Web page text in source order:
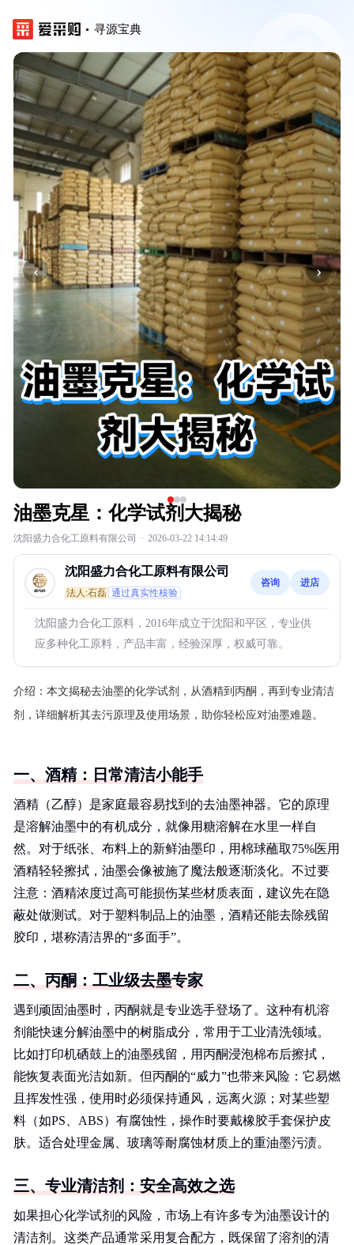
寻源宝典
‹ ›
油墨克星：化学试剂大揭秘
沈阳盛力合化工原料有限公司 · 2026-03-22 14:14:49
沈阳盛力合化工原料有限公司
法人:石磊 通过真实性核验
咨询 进店
沈阳盛力合化工原料，2016年成立于沈阳和平区，专业供
应多种化工原料，产品丰富，经验深厚，权威可靠。
介绍： 本文揭秘去油墨的化学试剂，从酒精到丙酮，再到专业清洁
剂，详细解析其去污原理及使用场景，助你轻松应对油墨难题。
一、酒精：日常清洁小能手
酒精（乙醇）是家庭最容易找到的去油墨神器。它的原理
是溶解油墨中的有机成分，就像用糖溶解在水里一样自
然。对于纸张、布料上的新鲜油墨印，用棉球蘸取75%医用
酒精轻轻擦拭，油墨会像被施了魔法般逐渐淡化。不过要
注意：酒精浓度过高可能损伤某些材质表面，建议先在隐
蔽处做测试。对于塑料制品上的油墨，酒精还能去除残留
胶印，堪称清洁界的“多面手”。
二、丙酮：工业级去墨专家
遇到顽固油墨时，丙酮就是专业选手登场了。这种有机溶
剂能快速分解油墨中的树脂成分，常用于工业清洗领域。
比如打印机硒鼓上的油墨残留，用丙酮浸泡棉布后擦拭，
能恢复表面光洁如新。但丙酮的“威力”也带来风险：它易燃
且挥发性强，使用时必须保持通风，远离火源；对某些塑
料（如PS、ABS）有腐蚀性，操作时要戴橡胶手套保护皮
肤。适合处理金属、玻璃等耐腐蚀材质上的重油墨污渍。
三、专业清洁剂：安全高效之选
如果担心化学试剂的风险，市场上有许多专为油墨设计的
清洁剂。这类产品通常采用复合配方，既保留了溶剂的清